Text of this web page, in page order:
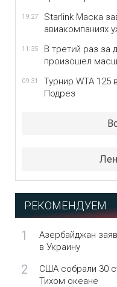
19:27
Starlink Маска
авиакомпаниях
11:35
В третий раз за
произошел
09:31
Турнир WTA 125
Подрез
РЕКОМЕНДУЕМ
1
Азербайджан
в Украину
2
США собрали 30
Тихом океане